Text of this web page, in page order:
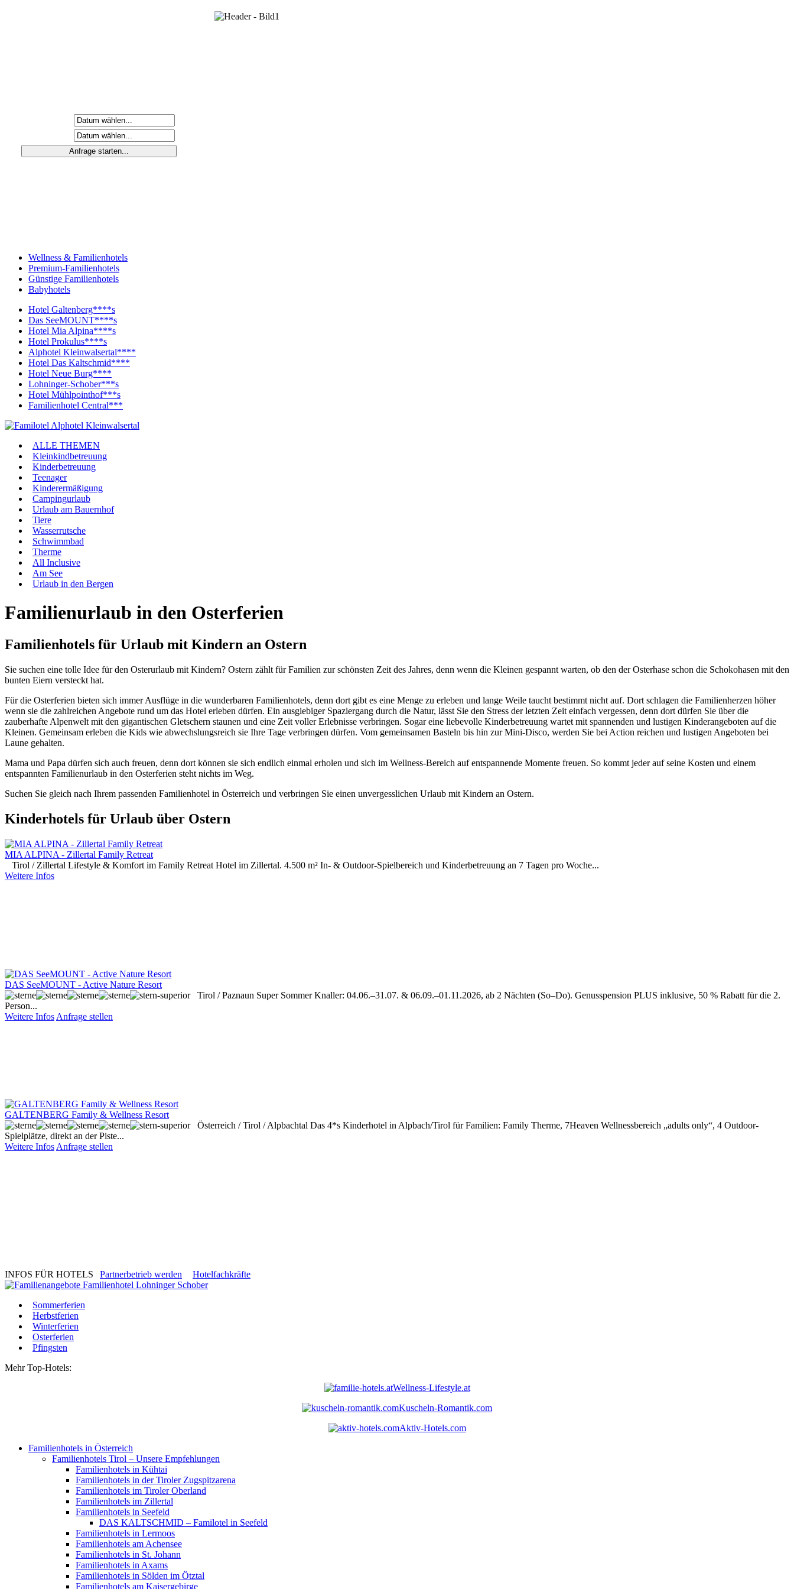
Wellness & Familienhotels
Premium-Familienhotels
Günstige Familienhotels
Babyhotels
Hotel Galtenberg****s
Das SeeMOUNT****s
Hotel Mia Alpina****s
Hotel Prokulus****s
Alphotel Kleinwalsertal****
Hotel Das Kaltschmid****
Hotel Neue Burg****
Lohninger-Schober***s
Hotel Mühlpointhof***s
Familienhotel Central***
ALLE THEMEN
Kleinkindbetreuung
Kinderbetreuung
Teenager
Kinderermäßigung
Campingurlaub
Urlaub am Bauernhof
Tiere
Wasserrutsche
Schwimmbad
Therme
All Inclusive
Am See
Urlaub in den Bergen
Familienurlaub in den Osterferien
Familienhotels für Urlaub mit Kindern an Ostern
Sie suchen eine tolle Idee für den Osterurlaub mit Kindern? Ostern zählt für Familien zur schönsten Zeit des Jahres, denn wenn die Kleinen gespannt warten, ob den der Osterhase schon die Schokohasen mit den
bunten Eiern versteckt hat.
Für die Osterferien bieten sich immer Ausflüge in die wunderbaren Familienhotels, denn dort gibt es eine Menge zu erleben und lange Weile taucht bestimmt nicht auf. Dort schlagen die Familienherzen höher
wenn sie die zahlreichen Angebote rund um das Hotel erleben dürfen. Ein ausgiebiger Spaziergang durch die Natur, lässt Sie den Stress der letzten Zeit einfach vergessen, denn dort dürfen Sie über die
zauberhafte Alpenwelt mit den gigantischen Gletschern staunen und eine Zeit voller Erlebnisse verbringen. Sogar eine liebevolle Kinderbetreuung wartet mit spannenden und lustigen Kinderangeboten auf die
Kleinen. Gemeinsam erleben die Kids wie abwechslungsreich sie Ihre Tage verbringen dürfen. Vom gemeinsamen Basteln bis hin zur Mini-Disco, werden Sie bei Action reichen und lustigen Angeboten bei
Laune gehalten.
Mama und Papa dürfen sich auch freuen, denn dort können sie sich endlich einmal erholen und sich im Wellness-Bereich auf entspannende Momente freuen. So kommt jeder auf seine Kosten und einem
entspannten Familienurlaub in den Osterferien steht nichts im Weg.
Suchen Sie gleich nach Ihrem passenden Familienhotel in Österreich und verbringen Sie einen unvergesslichen Urlaub mit Kindern an Ostern.
Kinderhotels für Urlaub über Ostern
MIA ALPINA - Zillertal Family Retreat
Tirol / Zillertal Lifestyle & Komfort im Family Retreat Hotel im Zillertal. 4.500 m² In- & Outdoor-Spielbereich und Kinderbetreuung an 7 Tagen pro Woche...
Weitere Infos
DAS SeeMOUNT - Active Nature Resort
Tirol / Paznaun Super Sommer Knaller: 04.06.–31.07. & 06.09.–01.11.2026, ab 2 Nächten (So–Do). Genusspension PLUS inklusive, 50 % Rabatt für die 2.
Person...
Weitere Infos Anfrage stellen
GALTENBERG Family & Wellness Resort
Österreich / Tirol / Alpbachtal Das 4*s Kinderhotel in Alpbach/Tirol für Familien: Family Therme, 7Heaven Wellnessbereich „adults only“, 4 Outdoor-
Spielplätze, direkt an der Piste...
Weitere Infos Anfrage stellen
INFOS FÜR HOTELS Partnerbetrieb werden Hotelfachkräfte
Sommerferien
Herbstferien
Winterferien
Osterferien
Pfingsten
Mehr Top-Hotels:
Wellness-Lifestyle.at
Kuscheln-Romantik.com
Aktiv-Hotels.com
Familienhotels in Österreich
Familienhotels Tirol – Unsere Empfehlungen
Familienhotels in Kühtai
Familienhotels in der Tiroler Zugspitzarena
Familienhotels im Tiroler Oberland
Familienhotels im Zillertal
Familienhotels in Seefeld
DAS KALTSCHMID – Familotel in Seefeld
Familienhotels in Lermoos
Familienhotels am Achensee
Familienhotels in St. Johann
Familienhotels in Axams
Familienhotels in Sölden im Ötztal
Familienhotels am Kaisergebirge